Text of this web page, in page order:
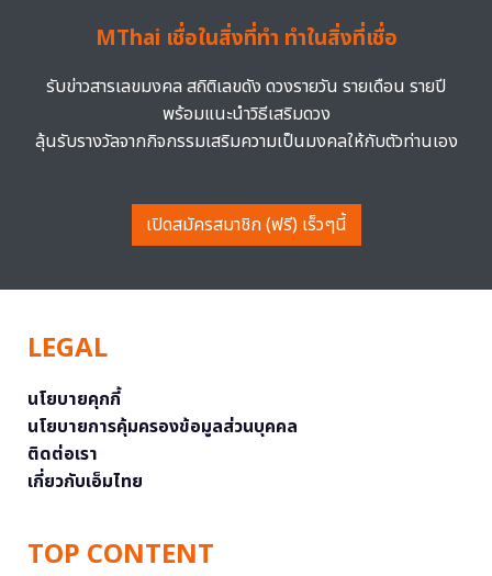
MThai เชื่อในสิ่งที่ทำ ทำในสิ่งที่เชื่อ
รับข่าวสารเลขมงคล สถิติเลขดัง ดวงรายวัน รายเดือน รายปี
พร้อมแนะนำวิธีเสริมดวง
ลุ้นรับรางวัลจากกิจกรรมเสริมความเป็นมงคลให้กับตัวท่านเอง
เปิดสมัครสมาชิก (ฟรี) เร็วๆนี้
LEGAL
นโยบายคุกกี้
นโยบายการคุ้มครองข้อมูลส่วนบุคคล
ติดต่อเรา
เกี่ยวกับเอ็มไทย
TOP CONTENT